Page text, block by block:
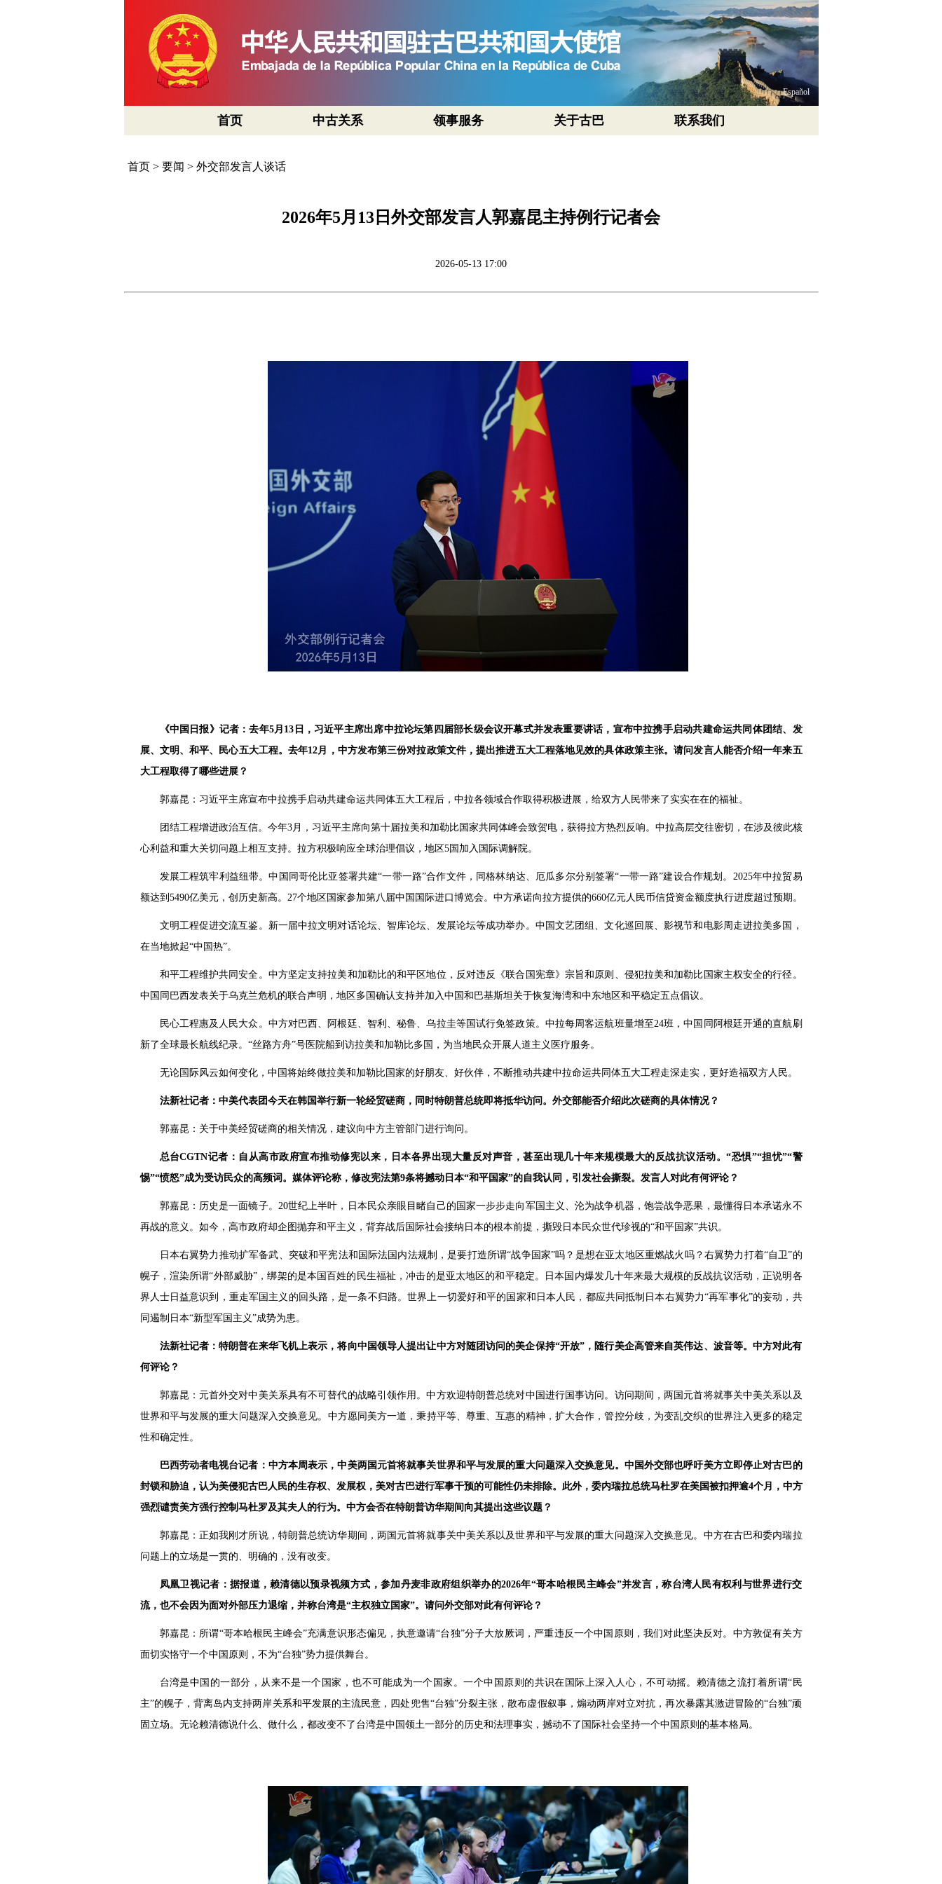
Español
首页 中古关系 领事服务 关于古巴 联系我们
首页> 要闻 > 外交部发言人谈话
2026年5月13日外交部发言人郭嘉昆主持例行记者会
2026-05-13 17:00
《中国日报》记者：去年5月13日，习近平主席出席中拉论坛第四届部长级会议开幕式并发表重要讲话，宣布中拉携手启动共建命运共同体团结、发
展、文明、和平、民心五大工程。去年12月，中方发布第三份对拉政策文件，提出推进五大工程落地见效的具体政策主张。请问发言人能否介绍一年来五
大工程取得了哪些进展？
郭嘉昆：习近平主席宣布中拉携手启动共建命运共同体五大工程后，中拉各领域合作取得积极进展，给双方人民带来了实实在在的福祉。
团结工程增进政治互信。今年3月，习近平主席向第十届拉美和加勒比国家共同体峰会致贺电，获得拉方热烈反响。中拉高层交往密切，在涉及彼此核
心利益和重大关切问题上相互支持。拉方积极响应全球治理倡议，地区5国加入国际调解院。
发展工程筑牢利益纽带。中国同哥伦比亚签署共建“一带一路”合作文件，同格林纳达、厄瓜多尔分别签署“一带一路”建设合作规划。2025年中拉贸易
额达到5490亿美元，创历史新高。27个地区国家参加第八届中国国际进口博览会。中方承诺向拉方提供的660亿元人民币信贷资金额度执行进度超过预期。
文明工程促进交流互鉴。新一届中拉文明对话论坛、智库论坛、发展论坛等成功举办。中国文艺团组、文化巡回展、影视节和电影周走进拉美多国，
在当地掀起“中国热”。
和平工程维护共同安全。中方坚定支持拉美和加勒比的和平区地位，反对违反《联合国宪章》宗旨和原则、侵犯拉美和加勒比国家主权安全的行径。
中国同巴西发表关于乌克兰危机的联合声明，地区多国确认支持并加入中国和巴基斯坦关于恢复海湾和中东地区和平稳定五点倡议。
民心工程惠及人民大众。中方对巴西、阿根廷、智利、秘鲁、乌拉圭等国试行免签政策。中拉每周客运航班量增至24班，中国同阿根廷开通的直航刷
新了全球最长航线纪录。“丝路方舟”号医院船到访拉美和加勒比多国，为当地民众开展人道主义医疗服务。
无论国际风云如何变化，中国将始终做拉美和加勒比国家的好朋友、好伙伴，不断推动共建中拉命运共同体五大工程走深走实，更好造福双方人民。
法新社记者：中美代表团今天在韩国举行新一轮经贸磋商，同时特朗普总统即将抵华访问。外交部能否介绍此次磋商的具体情况？
郭嘉昆：关于中美经贸磋商的相关情况，建议向中方主管部门进行询问。
总台CGTN记者：自从高市政府宣布推动修宪以来，日本各界出现大量反对声音，甚至出现几十年来规模最大的反战抗议活动。“恐惧”“担忧”“警
惕”“愤怒”成为受访民众的高频词。媒体评论称，修改宪法第9条将撼动日本“和平国家”的自我认同，引发社会撕裂。发言人对此有何评论？
郭嘉昆：历史是一面镜子。20世纪上半叶，日本民众亲眼目睹自己的国家一步步走向军国主义、沦为战争机器，饱尝战争恶果，最懂得日本承诺永不
再战的意义。如今，高市政府却企图抛弃和平主义，背弃战后国际社会接纳日本的根本前提，撕毁日本民众世代珍视的“和平国家”共识。
日本右翼势力推动扩军备武、突破和平宪法和国际法国内法规制，是要打造所谓“战争国家”吗？是想在亚太地区重燃战火吗？右翼势力打着“自卫”的
幌子，渲染所谓“外部威胁”，绑架的是本国百姓的民生福祉，冲击的是亚太地区的和平稳定。日本国内爆发几十年来最大规模的反战抗议活动，正说明各
界人士日益意识到，重走军国主义的回头路，是一条不归路。世界上一切爱好和平的国家和日本人民，都应共同抵制日本右翼势力“再军事化”的妄动，共
同遏制日本“新型军国主义”成势为患。
法新社记者：特朗普在来华飞机上表示，将向中国领导人提出让中方对随团访问的美企保持“开放”，随行美企高管来自英伟达、波音等。中方对此有
何评论？
郭嘉昆：元首外交对中美关系具有不可替代的战略引领作用。中方欢迎特朗普总统对中国进行国事访问。访问期间，两国元首将就事关中美关系以及
世界和平与发展的重大问题深入交换意见。中方愿同美方一道，秉持平等、尊重、互惠的精神，扩大合作，管控分歧，为变乱交织的世界注入更多的稳定
性和确定性。
巴西劳动者电视台记者：中方本周表示，中美两国元首将就事关世界和平与发展的重大问题深入交换意见。中国外交部也呼吁美方立即停止对古巴的
封锁和胁迫，认为美侵犯古巴人民的生存权、发展权，美对古巴进行军事干预的可能性仍未排除。此外，委内瑞拉总统马杜罗在美国被扣押逾4个月，中方
强烈谴责美方强行控制马杜罗及其夫人的行为。中方会否在特朗普访华期间向其提出这些议题？
郭嘉昆：正如我刚才所说，特朗普总统访华期间，两国元首将就事关中美关系以及世界和平与发展的重大问题深入交换意见。中方在古巴和委内瑞拉
问题上的立场是一贯的、明确的，没有改变。
凤凰卫视记者：据报道，赖清德以预录视频方式，参加丹麦非政府组织举办的2026年“哥本哈根民主峰会”并发言，称台湾人民有权利与世界进行交
流，也不会因为面对外部压力退缩，并称台湾是“主权独立国家”。请问外交部对此有何评论？
郭嘉昆：所谓“哥本哈根民主峰会”充满意识形态偏见，执意邀请“台独”分子大放厥词，严重违反一个中国原则，我们对此坚决反对。中方敦促有关方
面切实恪守一个中国原则，不为“台独”势力提供舞台。
台湾是中国的一部分，从来不是一个国家，也不可能成为一个国家。一个中国原则的共识在国际上深入人心，不可动摇。赖清德之流打着所谓“民
主”的幌子，背离岛内支持两岸关系和平发展的主流民意，四处兜售“台独”分裂主张，散布虚假叙事，煽动两岸对立对抗，再次暴露其激进冒险的“台独”顽
固立场。无论赖清德说什么、做什么，都改变不了台湾是中国领土一部分的历史和法理事实，撼动不了国际社会坚持一个中国原则的基本格局。